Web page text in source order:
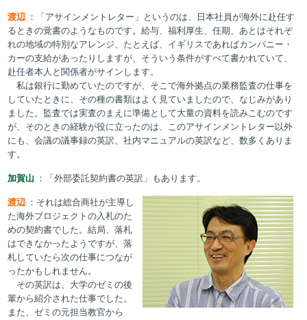
渡辺 ：「アサインメントレター」というのは、日本社員が海外に赴任す
るときの覚書のようなものです。給与、福利厚生、任期、あとはそれぞ
れの地域の特別なアレンジ、たとえば、イギリスであればカンパニー・
カーの支給があったりしますが、そういう条件がすべて書かれていて、
赴任者本人と関係者がサインします。
私は銀行に勤めていたのですが、そこで海外拠点の業務監査の仕事を
していたときに、その種の書類はよく見ていましたので、なじみがあり
ました。監査では実査のまえに準備として大量の資料を読みこむのです
が、そのときの経験が役に立ったのは、このアサインメントレター以外
にも、会議の議事録の英訳、社内マニュアルの英訳など、数多くありま
す。
加賀山 ：「外部委託契約書の英訳」もあります。
渡辺 ：それは総合商社が主導し
た海外プロジェクトの入札のた
めの契約書でした。結局、落札
はできなかったようですが、落
札していたら次の仕事につなが
ったかもしれません。
その英訳は、大学のゼミの後
輩から紹介された仕事でした。
また、ゼミの元担当教官から